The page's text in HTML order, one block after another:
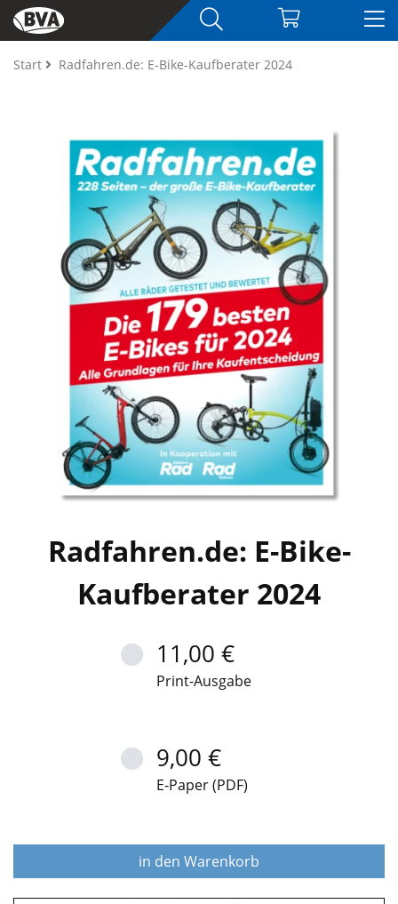
Start Radfahren.de: E-Bike-Kaufberater 2024
Radfahren.de: E-Bike-
Kaufberater 2024
11,00 €
Print-Ausgabe
9,00 €
E-Paper (PDF)
in den Warenkorb